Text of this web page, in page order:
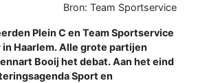
Bron: Team Sportservice
Plein C en Team Sportservice
Haarlem. Alle grote partijen
Booij het debat. Aan het eind
Sport en